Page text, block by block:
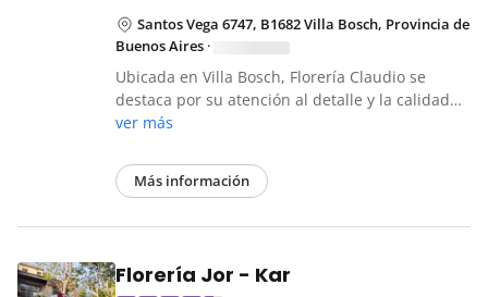
Santos Vega 6747, B1682 Villa Bosch, Provincia de
Buenos Aires ·
Ubicada en Villa Bosch, Florería Claudio se
destaca por su atención al detalle y la calidad…
ver más
Más información
Florería Jor - Kar